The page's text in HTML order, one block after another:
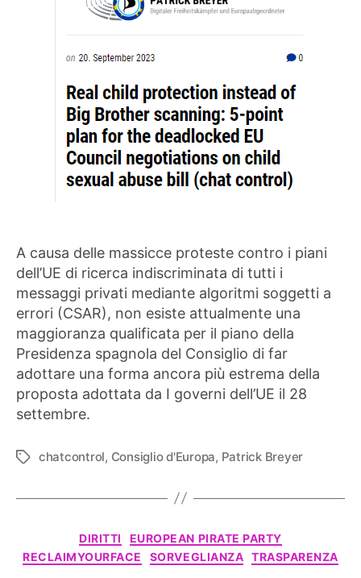
A causa delle massicce proteste contro i piani
dell’UE di ricerca indiscriminata di tutti i
messaggi privati ​​mediante algoritmi soggetti a
errori (CSAR), non esiste attualmente una
maggioranza qualificata per il piano della
Presidenza spagnola del Consiglio di far
adottare una forma ancora più estrema della
proposta adottata da I governi dell’UE il 28
settembre.
Tag chatcontrol, Consiglio d'Europa, Patrick Breyer
Categorie
DIRITTI
EUROPEAN PIRATE PARTY
RECLAIMYOURFACE
SORVEGLIANZA TRASPARENZA